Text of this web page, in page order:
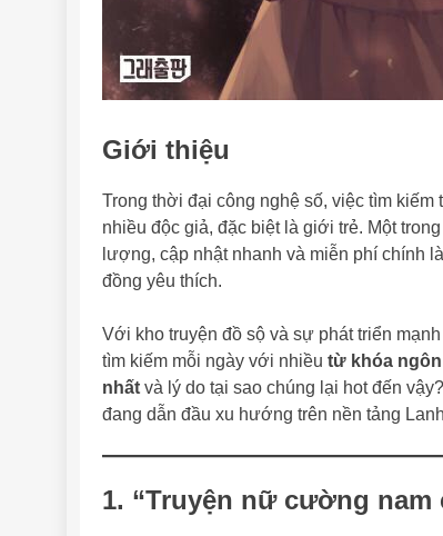
Giới thiệu
Trong thời đại công nghệ số, việc tìm
nhiều độc giả, đặc biệt là giới trẻ. Một
lượng, cập nhật nhanh và miễn phí chính là
đồng yêu thích.
Với kho truyện đồ sộ và sự phát triển
tìm kiếm mỗi ngày với nhiều từ khóa
nhất và lý do tại sao chúng lại hot đến
đang dẫn đầu xu hướng trên nền tảng
1. “Truyện nữ cường nam